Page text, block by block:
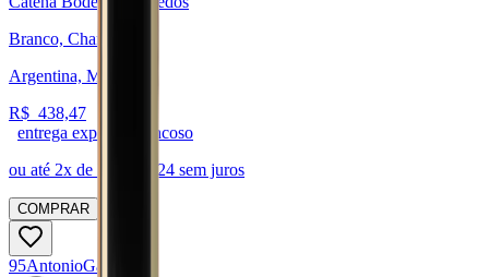
Branco, Chardonnay
Argentina, Mendoza
R$ 438,47
entrega expressa trancoso
ou até 2x de R$ 219,24 sem juros
COMPRAR
95AntonioGalloni